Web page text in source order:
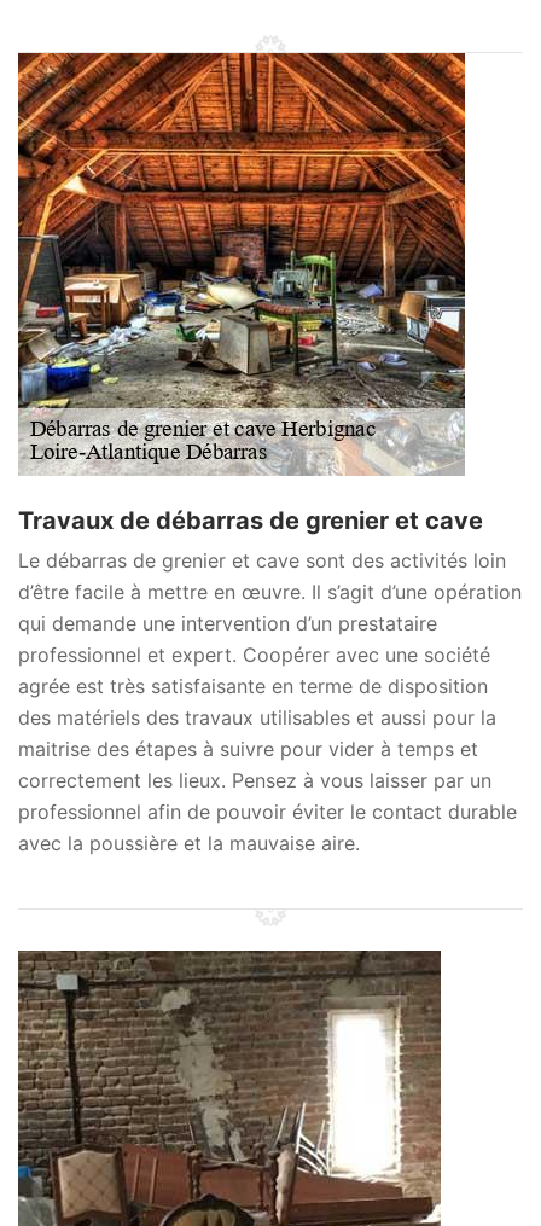
Travaux de débarras de grenier et cave
Le débarras de grenier et cave sont des activités loin
d’être facile à mettre en œuvre. Il s’agit d’une opération
qui demande une intervention d’un prestataire
professionnel et expert. Coopérer avec une société
agrée est très satisfaisante en terme de disposition
des matériels des travaux utilisables et aussi pour la
maitrise des étapes à suivre pour vider à temps et
correctement les lieux. Pensez à vous laisser par un
professionnel afin de pouvoir éviter le contact durable
avec la poussière et la mauvaise aire.